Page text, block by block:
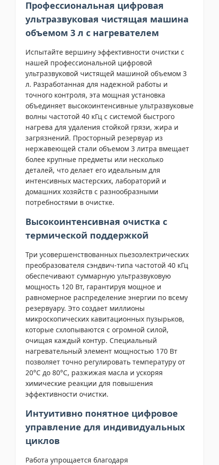
Профессиональная цифровая
ультразвуковая чистящая машина
объемом 3 л с нагревателем
Испытайте вершину эффективности очистки с
нашей профессиональной цифровой
ультразвуковой чистящей машиной объемом 3
л. Разработанная для надежной работы и
точного контроля, эта мощная установка
объединяет высокоинтенсивные ультразвуковые
волны частотой 40 кГц с системой быстрого
нагрева для удаления стойкой грязи, жира и
загрязнений. Просторный резервуар из
нержавеющей стали объемом 3 литра вмещает
более крупные предметы или несколько
деталей, что делает его идеальным для
интенсивных мастерских, лабораторий и
домашних хозяйств с разнообразными
потребностями в очистке.
Высокоинтенсивная очистка с
термической поддержкой
Три усовершенствованных пьезоэлектрических
преобразователя сэндвич-типа частотой 40 кГц
обеспечивают суммарную ультразвуковую
мощность 120 Вт, гарантируя мощное и
равномерное распределение энергии по всему
резервуару. Это создает миллионы
микроскопических кавитационных пузырьков,
которые схлопываются с огромной силой,
очищая каждый контур. Специальный
нагревательный элемент мощностью 170 Вт
позволяет точно регулировать температуру от
20°C до 80°C, разжижая масла и ускоряя
химические реакции для повышения
эффективности очистки.
Интуитивно понятное цифровое
управление для индивидуальных
циклов
Работа упрощается благодаря